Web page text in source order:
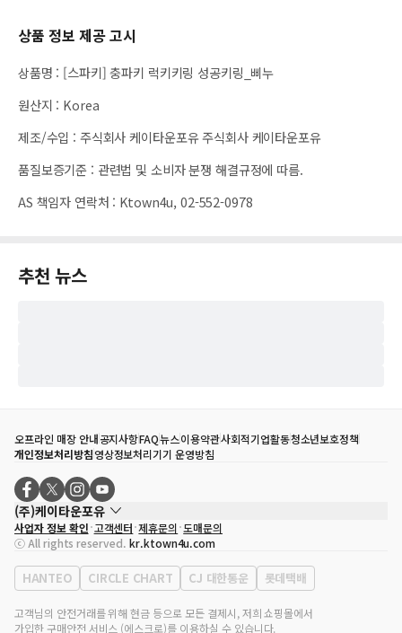
상품 정보 제공 고시
상품명 : [스파키] 충파키 럭키키링 성공키링_삐누
원산지 : Korea
제조/수입 : 주식회사 케이타운포유 주식회사 케이타운포유
품질보증기준 : 관련법 및 소비자 분쟁 해결규정에 따름.
AS 책임자 연락처 : Ktown4u, 02-552-0978
추천 뉴스
오프라인 매장 안내공지사항FAQ뉴스이용약관사회적기업활동청소년보호정책
개인정보처리방침영상정보처리기기 운영방침
(주)케이타운포유
대표자
송효민
사업자등록번호
120-87-71116
통신판매업 신고번호 제2011-서울강남-02223
대표전화
02-552-9855
사업자 정보 확인 고객센터 제휴문의 도매문의
ⓒ All rights reserved. kr.ktown4u.com
HANTEO CIRCLE CHART CJ 대한통운 롯데택배
고객님의 안전거래를 위해 현금 등으로 모든 결제시, 저희 쇼핑몰에서
가입한 구매안전 서비스 (에스크로)를 이용하실 수 있습니다.